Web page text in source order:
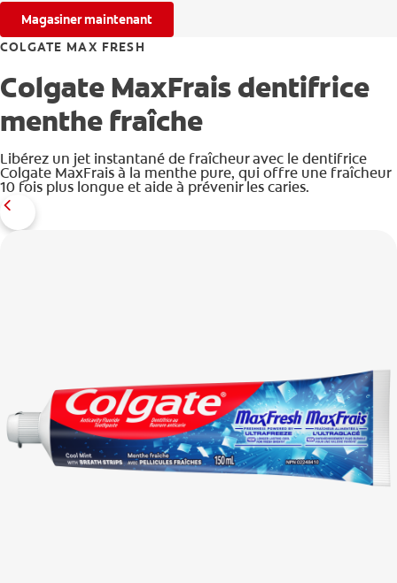
Magasiner maintenant
COLGATE MAX FRESH
Colgate MaxFrais dentifrice
menthe fraîche
Libérez un jet instantané de fraîcheur avec le dentifrice
Colgate MaxFrais à la menthe pure, qui offre une fraîcheur
10 fois plus longue et aide à prévenir les caries.